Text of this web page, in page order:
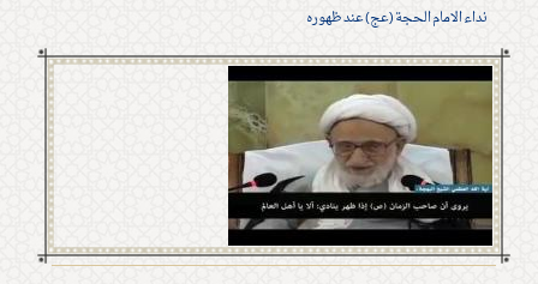
نداء الامام الحجة (عج) عند ظهوره